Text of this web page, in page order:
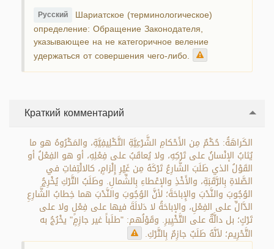
Русский Шариатское (терминологическое)
определение: Обращение Законодателя,
указывающее на не категоричное веление
удержаться от совершения чего-либо.
Краткий комментарий
الكَراهَةُ: حُكْمٌ مِن الأَحْكامِ الشَّرْعِيَّةِ التَّكْلِيفِيَّةِ، والمَكْرُوهُ هو ما
يُثابُ الإنْسانُ على تَرْكِهِ، ولا يُعاقَبُ على فِعْلِهِ، أو هو الفِعْلُ أو
القَوْلُ الذي طَلَبَ الشَّارِعُ تَرْكَهُ مِن غَيْرِ إِلْزامٍ، كالالْتِفاتِ في
الصَّلاةِ بِالرَّقَبَةِ، والأَخْذِ والإعْطاءِ بِالشِّمالِ. وطَلَبُ التَّرْكِ يُخْرِجُ
الوُجُوبَ والنَّدْبَ والإِباحَةَ؛ لأنَّ الوُجُوبَ والنَّدْبَ هما خِطابُ الشَّارِعِ
الدَّالِّ على الفِعْلِ، والإباحَةُ لا دَلالَةَ فيها على فِعْلٍ ولا على
تَرْكٍ؛ بل دالَّةٌ على التَّخْيِيرِ. وقَوْلُهم: "طلَباً غير جازِمٍ" يخْرُجُ به
التَّحْرِيم؛ لأنَّهُ طَلَبٌ جازِمٌ بِالتَّرْكِ.